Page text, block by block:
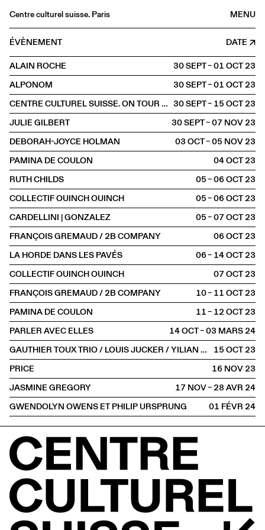
MENU
Centre culturel suisse. Paris
Agenda
Librairie
Buvette
Archives
Médiathèque
Éditions
Informations
FR/EN
HORS LES MURS Bordeaux
ÉVÈNEMENT
DATE
ALAIN ROCHE
30 SEPT – 01 OCT2023
ALPONOM
30 SEPT – 01 OCT2023
CENTRE CULTUREL SUISSE. ON TOUR À BORDEAUX 30 SEPT – 15 OCT2023
JULIE GILBERT
30 SEPT – 07 NOV2023
DEBORAH-JOYCE HOLMAN
03 OCT – 05 NOV2023
PAMINA DE COULON
04 OCT2023
RUTH CHILDS
05 – 06 OCT2023
COLLECTIF OUINCH OUINCH
05 – 06 OCT2023
CARDELLINI | GONZALEZ
05 – 07 OCT2023
FRANÇOIS GREMAUD / 2B COMPANY
06 OCT2023
LA HORDE DANS LES PAVÉS
06 – 14 OCT2023
COLLECTIF OUINCH OUINCH
07 OCT2023
FRANÇOIS GREMAUD / 2B COMPANY
10 – 11 OCT2023
PAMINA DE COULON
11 – 12 OCT2023
PARLER AVEC ELLES
14 OCT – 03 MARS2024
GAUTHIER TOUX TRIO / LOUIS JUCKER / YILIAN CAÑIZARES
15 OCT2023
PRICE
16 NOV2023
JASMINE GREGORY
17 NOV – 28 AVR2024
GWENDOLYN OWENS ET PHILIP URSPRUNG
01 FÉVR2024